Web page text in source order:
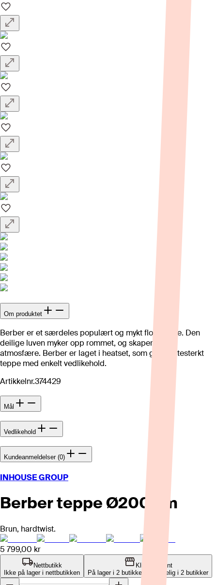
Om produktet
Berber er et særdeles populært og mykt flossteppe. Den
deilige luven myker opp rommet, og skaper en lun
atmosfære. Berber er laget i heatset, som gir et slitesterkt
teppe med enkelt vedlikehold.
Artikkelnr.374429
Mål
Vedlikehold
Kundeanmeldelser (0)
INHOUSE GROUP
Berber teppe Ø200 cm
Brun, hardtwist.
5 799,00 kr
Nettbutikk
Ikke på lager i nettbutikken
Klikk og hent
På lager i 2 butikker
Tilgjengelig i 2 butikker